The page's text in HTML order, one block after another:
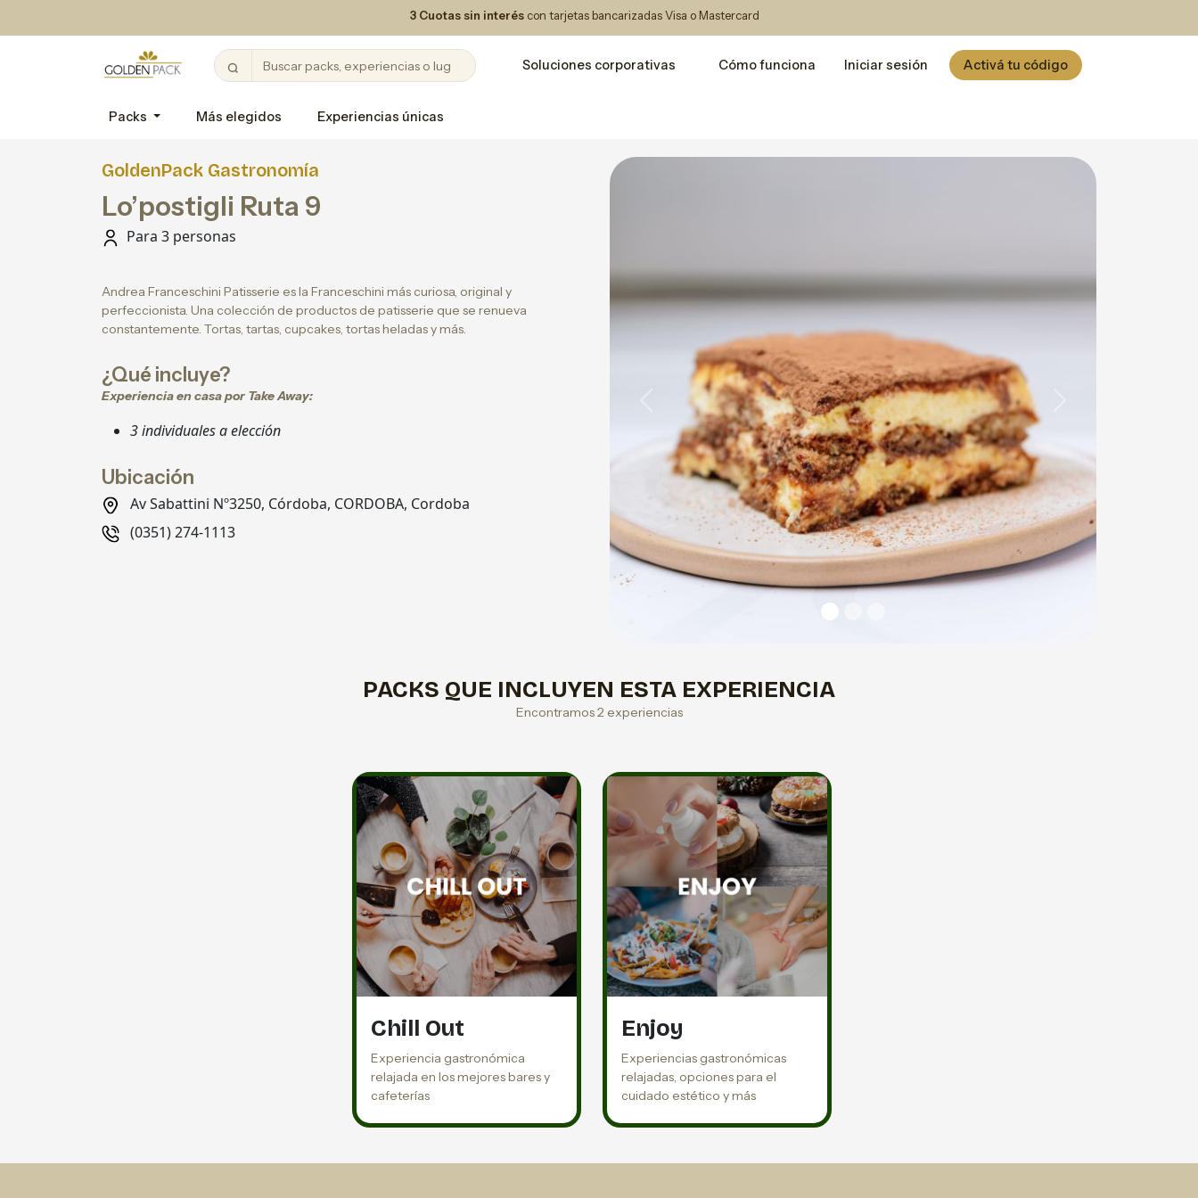
3 Cuotas sin interés con tarjetas bancarizadas Visa o Mastercard
Soluciones corporativas Cómo funciona Iniciar sesión Activá tu código
Packs Más elegidos Experiencias únicas
GoldenPack Gastronomía
Lo’postigli Ruta 9
Para 3 personas
Andrea Franceschini Patisserie es la Franceschini más curiosa, original y
perfeccionista. Una colección de productos de patisserie que se renueva
constantemente. Tortas, tartas, cupcakes, tortas heladas y más.
¿Qué incluye?
Experiencia en casa por Take Away:
3 individuales a elección
Ubicación
Av Sabattini Nº3250, Córdoba, CORDOBA, Cordoba
(0351) 274-1113
Previous
PACKS QUE INCLUYEN ESTA EXPERIENCIA
Encontramos 2 experiencias
Chill Out
Experiencia gastronómica
relajada en los mejores bares y
cafeterías
Enjoy
Experiencias gastronómicas
relajadas, opciones para el
cuidado estético y más